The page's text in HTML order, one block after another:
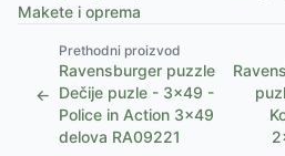
Makete i oprema
←
Prethodni proizvod
Ravensburger puzzle
Dečije puzle - 3x49 -
Police in Action 3x49
delova RA09221